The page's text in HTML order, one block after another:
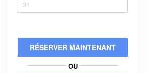
31
RÉSERVER MAINTENANT
OU